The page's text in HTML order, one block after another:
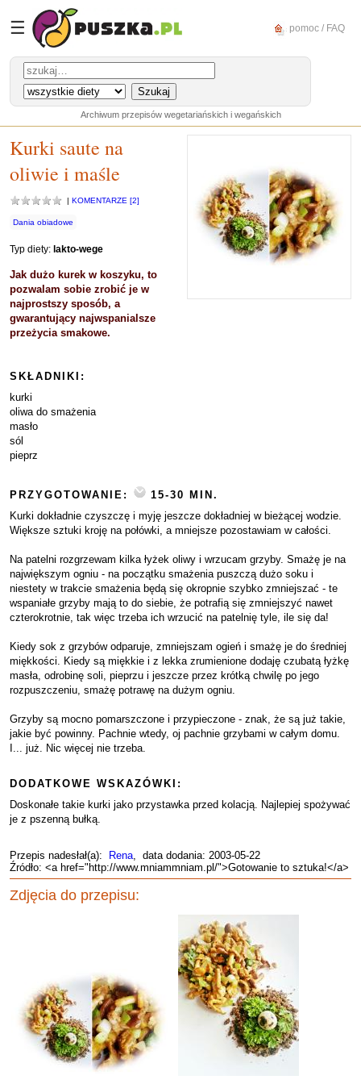
☰ pomoc / FAQ
Archiwum przepisów wegetariańskich i wegańskich
Kurki saute na
oliwie i maśle
| KOMENTARZE [2]
Dania obiadowe
Typ diety: lakto-wege
Jak dużo kurek w koszyku, to
pozwalam sobie zrobić je w
najprostszy sposób, a
gwarantujący najwspanialsze
przeżycia smakowe.
SKŁADNIKI:
kurki
oliwa do smażenia
masło
sól
pieprz
PRZYGOTOWANIE:
15-30 MIN.
Kurki dokładnie czyszczę i myję jeszcze dokładniej w bieżącej wodzie.
Większe sztuki kroję na połówki, a mniejsze pozostawiam w całości.
Na patelni rozgrzewam kilka łyżek oliwy i wrzucam grzyby. Smażę je na
największym ogniu - na początku smażenia puszczą dużo soku i
niestety w trakcie smażenia będą się okropnie szybko zmniejszać - te
wspaniałe grzyby mają to do siebie, że potrafią się zmniejszyć nawet
czterokrotnie, tak więc trzeba ich wrzucić na patelnię tyle, ile się da!
Kiedy sok z grzybów odparuje, zmniejszam ogień i smażę je do średniej
miękkości. Kiedy są miękkie i z lekka zrumienione dodaję czubatą łyżkę
masła, odrobinę soli, pieprzu i jeszcze przez krótką chwilę po jego
rozpuszczeniu, smażę potrawę na dużym ogniu.
Grzyby są mocno pomarszczone i przypieczone - znak, że są już takie,
jakie być powinny. Pachnie wtedy, oj pachnie grzybami w całym domu.
I... już. Nic więcej nie trzeba.
DODATKOWE WSKAZÓWKI:
Doskonałe takie kurki jako przystawka przed kolacją. Najlepiej spożywać
je z pszenną bułką.
Przepis nadesłał(a): Rena, data dodania: 2003-05-22
Źródło: <a href="http://www.mniammniam.pl/">Gotowanie to sztuka!</a>
Zdjęcia do przepisu: